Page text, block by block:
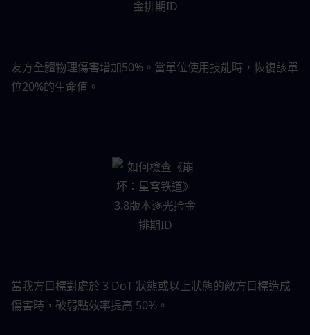
友方全體物理傷害增加50%。當單位使用技能時，恢復該單
位20%的生命值。
當我方目標對處於 3 DoT 狀態或以上狀態的敵方目標造成
傷害時，破弱點效率提高 50%。